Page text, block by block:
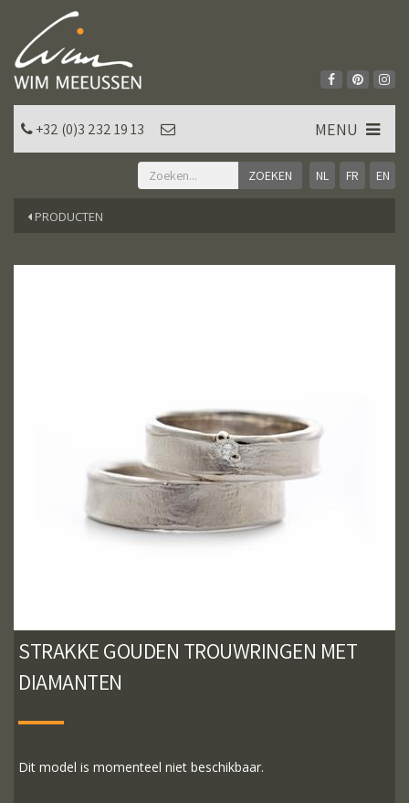
NL FR EN
+32 (0)3 232 19 13 MENU
PRODUCTEN
STRAKKE GOUDEN TROUWRINGEN MET
DIAMANTEN
Dit model is momenteel niet beschikbaar.